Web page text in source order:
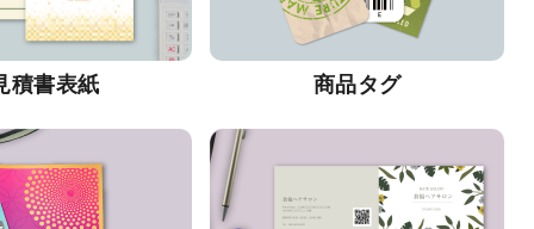
積書表紙 商品タグ